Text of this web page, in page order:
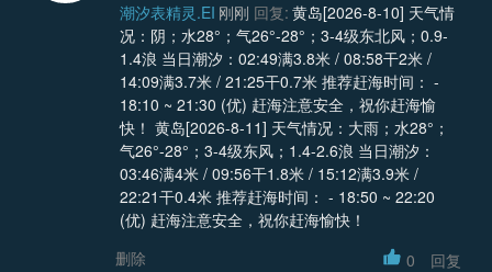
潮汐表精灵.EI 刚刚 回复: 黄岛[2026-8-10] 天气情
况：阴；水28°；气26°-28°；3-4级东北风；0.9-
1.4浪 当日潮汐：02:49满3.8米 / 08:58干2米 /
14:09满3.7米 / 21:25干0.7米 推荐赶海时间： -
18:10 ~ 21:30 (优) 赶海注意安全，祝你赶海愉
快！ 黄岛[2026-8-11] 天气情况：大雨；水28°；
气26°-28°；3-4级东风；1.4-2.6浪 当日潮汐：
03:46满4米 / 09:56干1.8米 / 15:12满3.9米 /
22:21干0.4米 推荐赶海时间： - 18:50 ~ 22:20
(优) 赶海注意安全，祝你赶海愉快！
删除
0 回复